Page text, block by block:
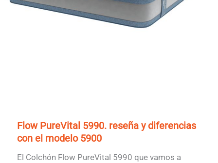
Flow PureVital 5990. reseña y diferencias
con el modelo 5900
El Colchón Flow PureVital 5990 que vamos a